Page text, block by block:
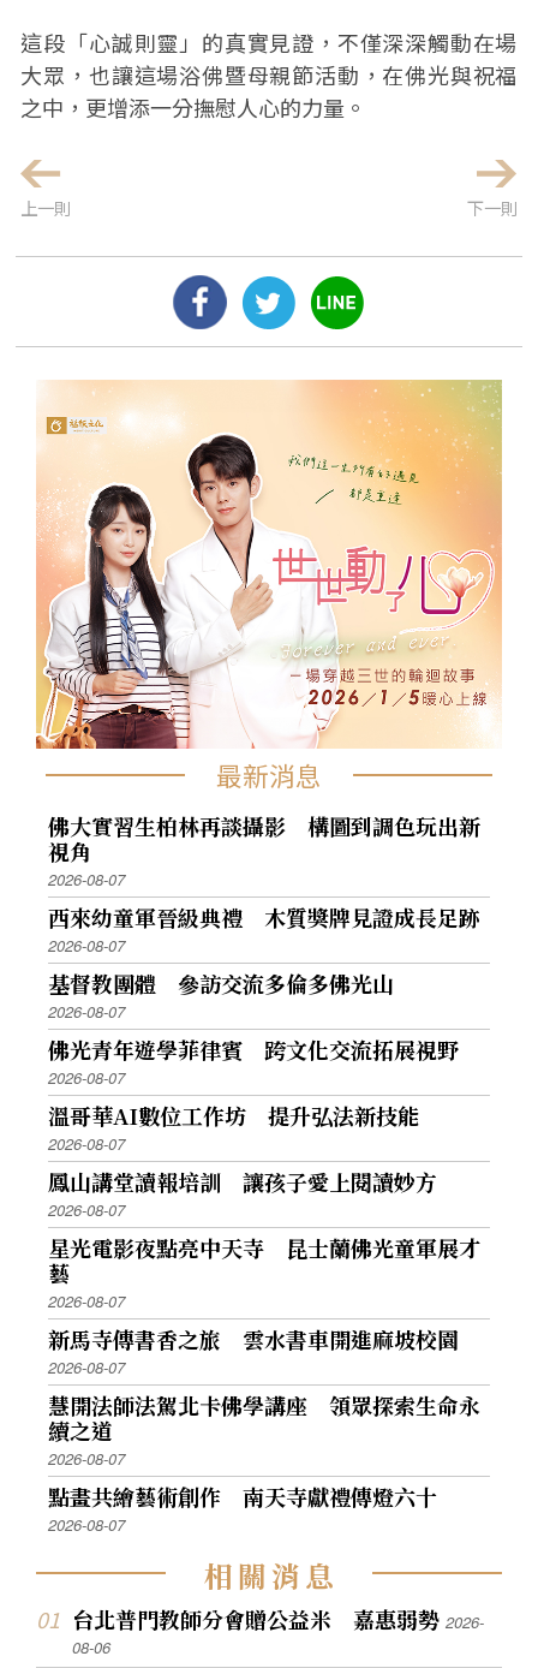
這段「心誠則靈」的真實見證，不僅深深觸動在場
大眾，也讓這場浴佛暨母親節活動，在佛光與祝福
之中，更增添一分撫慰人心的力量。
上一則 下一則
最新消息
佛大實習生柏林再談攝影 構圖到調色玩出新
視角
2026-08-07
西來幼童軍晉級典禮 木質獎牌見證成長足跡
2026-08-07
基督教團體 參訪交流多倫多佛光山
2026-08-07
佛光青年遊學菲律賓 跨文化交流拓展視野
2026-08-07
溫哥華AI數位工作坊 提升弘法新技能
2026-08-07
鳳山講堂讀報培訓 讓孩子愛上閱讀妙方
2026-08-07
星光電影夜點亮中天寺 昆士蘭佛光童軍展才
藝
2026-08-07
新馬寺傳書香之旅 雲水書車開進麻坡校園
2026-08-07
慧開法師法駕北卡佛學講座 領眾探索生命永
續之道
2026-08-07
點畫共繪藝術創作 南天寺獻禮傳燈六十
2026-08-07
相關消息
台北普門教師分會贈公益米 嘉惠弱勢2026-
08-06